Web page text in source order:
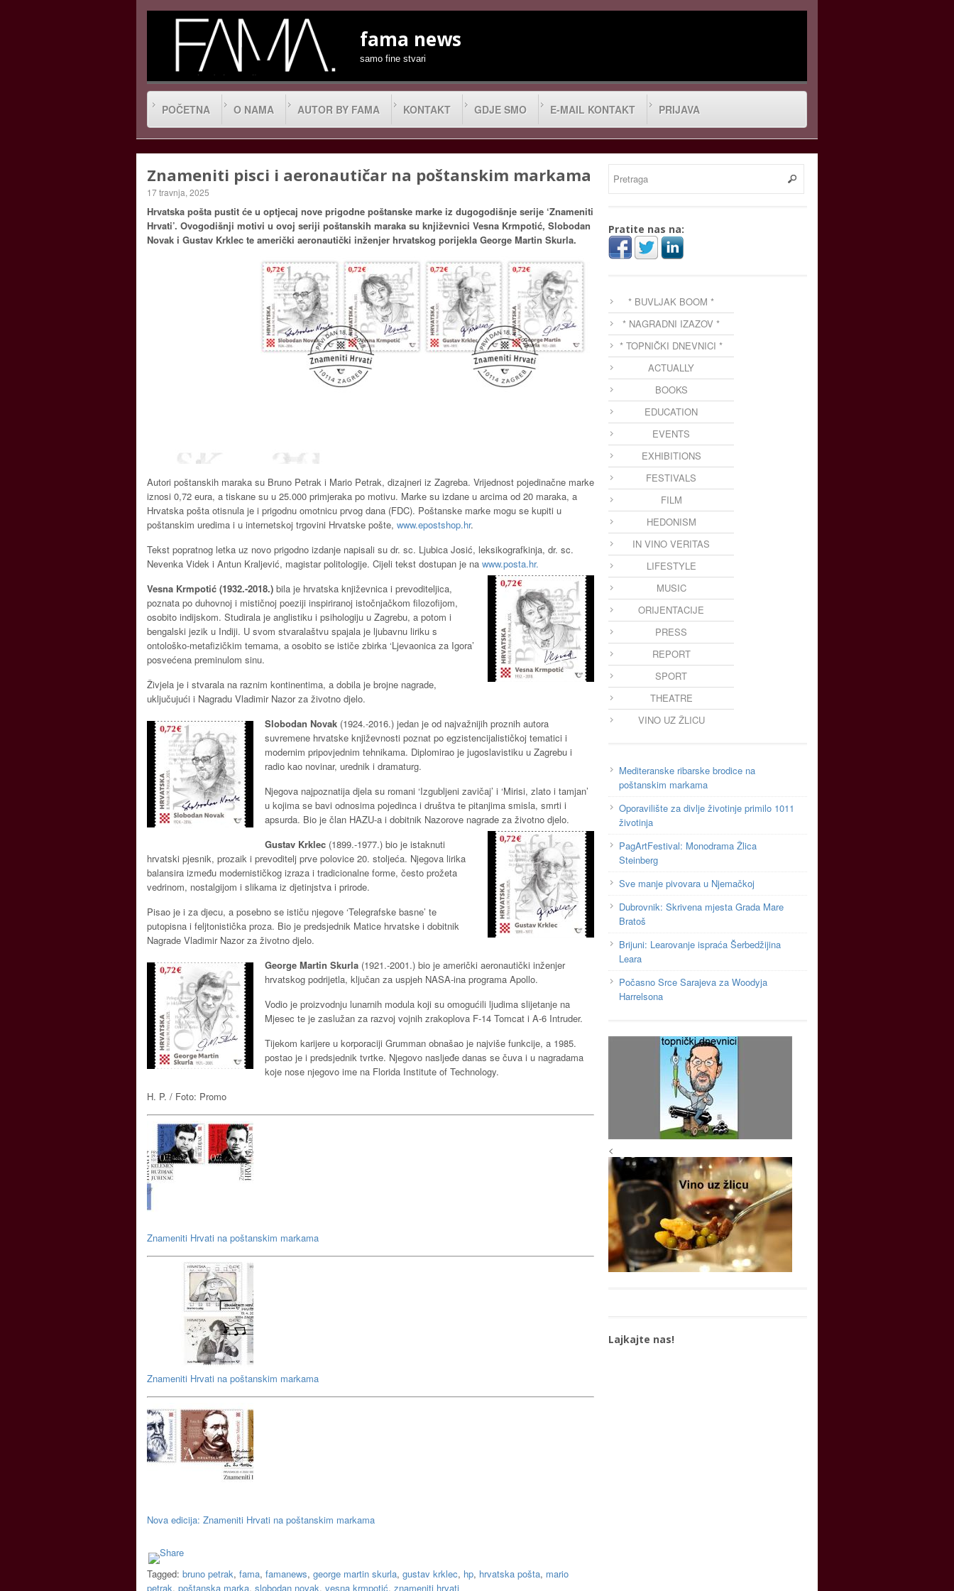
fama news
samo fine stvari
POČETNA O NAMA AUTOR BY FAMA KONTAKT GDJE SMO E-MAIL KONTAKT PRIJAVA
Znameniti pisci i aeronautičar na poštanskim markama
17 travnja, 2025
Hrvatska pošta pustit će u optjecaj nove prigodne poštanske marke iz dugogodišnje serije ‘Znameniti
Hrvati’. Ovogodišnji motivi u ovoj seriji poštanskih maraka su književnici Vesna Krmpotić, Slobodan
Novak i Gustav Krklec te američki aeronautički inženjer hrvatskog porijekla George Martin Skurla.
Autori poštanskih maraka su Bruno Petrak i Mario Petrak, dizajneri iz Zagreba. Vrijednost pojedinačne marke
iznosi 0,72 eura, a tiskane su u 25.000 primjeraka po motivu. Marke su izdane u arcima od 20 maraka, a
Hrvatska pošta otisnula je i prigodnu omotnicu prvog dana (FDC). Poštanske marke mogu se kupiti u
poštanskim uredima i u internetskoj trgovini Hrvatske pošte, www.epostshop.hr.
Tekst popratnog letka uz novo prigodno izdanje napisali su dr. sc. Ljubica Josić, leksikografkinja, dr. sc.
Nevenka Videk i Antun Kraljević, magistar politologije. Cijeli tekst dostupan je na www.posta.hr.
Vesna Krmpotić (1932.-2018.) bila je hrvatska književnica i prevoditeljica,
poznata po duhovnoj i mističnoj poeziji inspiriranoj istočnjačkom filozofijom,
osobito indijskom. Studirala je anglistiku i psihologiju u Zagrebu, a potom i
bengalski jezik u Indiji. U svom stvaralaštvu spajala je ljubavnu liriku s
ontološko-metafizičkim temama, a osobito se ističe zbirka ‘Ljevaonica za Igora’
posvećena preminulom sinu.
Živjela je i stvarala na raznim kontinentima, a dobila je brojne nagrade,
uključujući i Nagradu Vladimir Nazor za životno djelo.
Slobodan Novak (1924.-2016.) jedan je od najvažnijih proznih autora
suvremene hrvatske književnosti poznat po egzistencijalističkoj tematici i
modernim pripovjednim tehnikama. Diplomirao je jugoslavistiku u Zagrebu i
radio kao novinar, urednik i dramaturg.
Njegova najpoznatija djela su romani ‘Izgubljeni zavičaj’ i ‘Mirisi, zlato i tamjan’
u kojima se bavi odnosima pojedinca i društva te pitanjima smisla, smrti i
apsurda. Bio je član HAZU-a i dobitnik Nazorove nagrade za životno djelo.
Gustav Krklec (1899.-1977.) bio je istaknuti
hrvatski pjesnik, prozaik i prevoditelj prve polovice 20. stoljeća. Njegova lirika
balansira između modernističkog izraza i tradicionalne forme, često prožeta
vedrinom, nostalgijom i slikama iz djetinjstva i prirode.
Pisao je i za djecu, a posebno se ističu njegove ‘Telegrafske basne’ te
putopisna i feljtonistička proza. Bio je predsjednik Matice hrvatske i dobitnik
Nagrade Vladimir Nazor za životno djelo.
George Martin Skurla (1921.-2001.) bio je američki aeronautički inženjer
hrvatskog podrijetla, ključan za uspjeh NASA-ina programa Apollo.
Vodio je proizvodnju lunarnih modula koji su omogućili ljudima slijetanje na
Mjesec te je zaslužan za razvoj vojnih zrakoplova F-14 Tomcat i A-6 Intruder.
Tijekom karijere u korporaciji Grumman obnašao je najviše funkcije, a 1985.
postao je i predsjednik tvrtke. Njegovo nasljeđe danas se čuva i u nagradama
koje nose njegovo ime na Florida Institute of Technology.
H. P. / Foto: Promo
Znameniti Hrvati na poštanskim markama
Znameniti Hrvati na poštanskim markama
Nova edicija: Znameniti Hrvati na poštanskim markama
Tagged: bruno petrak, fama, famanews, george martin skurla, gustav krklec, hp, hrvatska pošta, mario
petrak, poštanska marka, slobodan novak, vesna krmpotić, znameniti hrvati
Pratite nas na:
* BUVLJAK BOOM *
* NAGRADNI IZAZOV *
* TOPNIČKI DNEVNICI *
ACTUALLY
BOOKS
EDUCATION
EVENTS
EXHIBITIONS
FESTIVALS
FILM
HEDONISM
IN VINO VERITAS
LIFESTYLE
MUSIC
ORIJENTACIJE
PRESS
REPORT
SPORT
THEATRE
VINO UZ ŽLICU
Mediteranske ribarske brodice na
poštanskim markama
Oporavilište za divlje životinje primilo 1011
životinja
PagArtFestival: Monodrama Žlica
Steinberg
Sve manje pivovara u Njemačkoj
Dubrovnik: Skrivena mjesta Grada Mare
Bratoš
Brijuni: Learovanje ispraća Šerbedžijina
Leara
Počasno Srce Sarajeva za Woodyja
Harrelsona
<
Lajkajte nas!